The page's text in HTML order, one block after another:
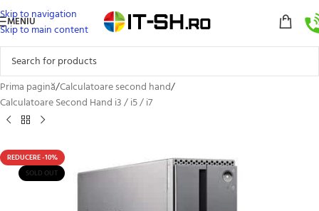
Skip to navigation
Skip to main content
MENIU
Prima pagină/Calculatoare second hand/
Calculatoare Second Hand i3 / i5 / i7
REDUCERE -10%
SOLD OUT